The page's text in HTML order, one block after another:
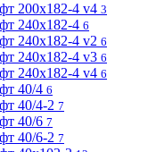
200х182-4 v4 3
240х182-4 6
240х182-4 v2 6
240х182-4 v3 6
240х182-4 v4 6
40/4 6
40/4-2 7
40/6 7
40/6-2 7